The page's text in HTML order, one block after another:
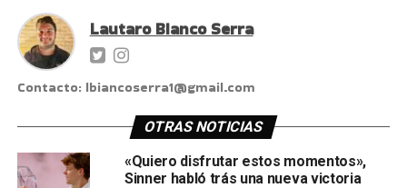
Lautaro Bianco Serra
Contacto: lbiancoserra1@gmail.com
OTRAS NOTICIAS
«Quiero disfrutar estos momentos»,
Sinner habló trás una nueva victoria